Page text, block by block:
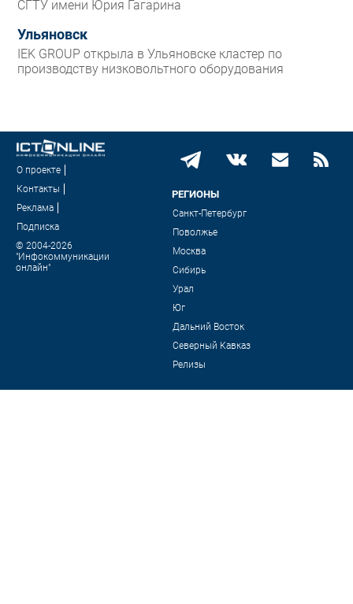
СГТУ имени Юрия Гагарина
Ульяновск
IEK GROUP открыла в Ульяновске кластер по
производству низковольтного оборудования
О проекте
Контакты
Реклама
Подписка
© 2004-2026
"Инфокоммуникации
онлайн"
РЕГИОНЫ
Санкт-Петербург
Поволжье
Москва
Сибирь
Урал
Юг
Дальний Восток
Северный Кавказ
Релизы